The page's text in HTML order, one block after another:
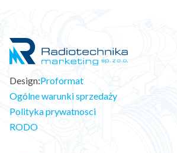
Design:Proformat
Ogólne warunki sprzedaży
Polityka prywatnosci
RODO